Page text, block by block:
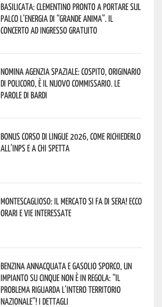
Basilicata: Clementino pronto a portare sul
palco l’energia di “Grande Anima”. Il
concerto ad ingresso gratuito
Nomina Agenzia Spaziale: Cospito, originario
di Policoro, è il nuovo commissario. Le
parole di Bardi
Bonus corso di lingue 2026, come richiederlo
all’INPS e a chi spetta
Montescaglioso: il mercato si fa di sera! Ecco
orari e vie interessate
Benzina annacquata e gasolio sporco, un
impianto su cinque non è in regola: “il
problema riguarda l’intero territorio
Nazionale”! I dettagli